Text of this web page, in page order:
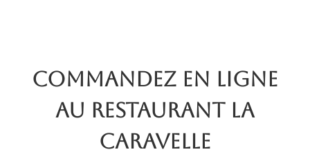
Commandez en ligne
au restaurant La
Caravelle